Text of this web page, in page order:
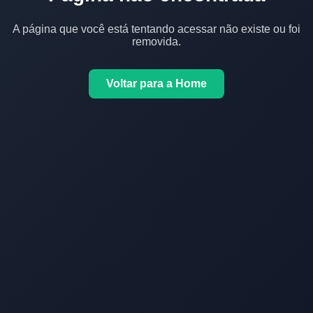
A página que você está tentando acessar não existe ou foi
removida.
Voltar para a Home